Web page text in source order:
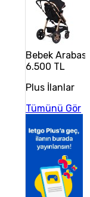
Bebek Arabası
6.500 TL
Plus İlanlar
Tümünü Gör